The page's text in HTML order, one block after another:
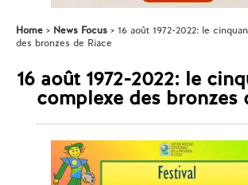
Home News Focus
16 août 1972-2022: le
des bronzes de Riace
16 août 1972-2022: le
complexe des bronzes